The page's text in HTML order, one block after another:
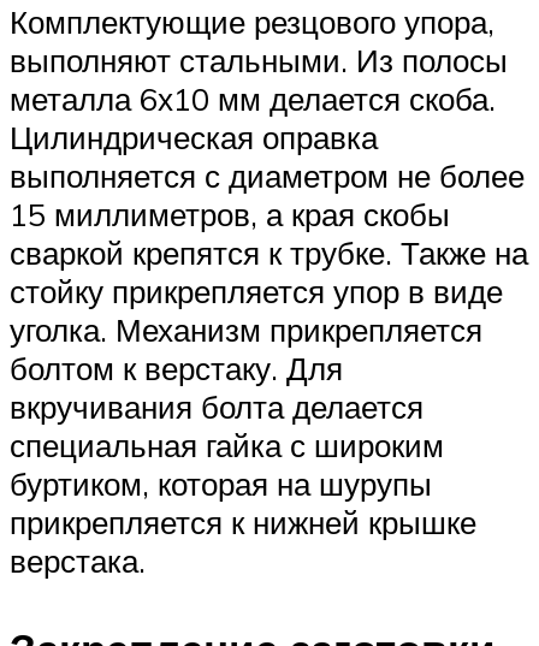
Комплектующие резцового упора,
выполняют стальными. Из полосы
металла 6х10 мм делается скоба.
Цилиндрическая оправка
выполняется с диаметром не более
15 миллиметров, а края скобы
сваркой крепятся к трубке. Также на
стойку прикрепляется упор в виде
уголка. Механизм прикрепляется
болтом к верстаку. Для
вкручивания болта делается
специальная гайка с широким
буртиком, которая на шурупы
прикрепляется к нижней крышке
верстака.